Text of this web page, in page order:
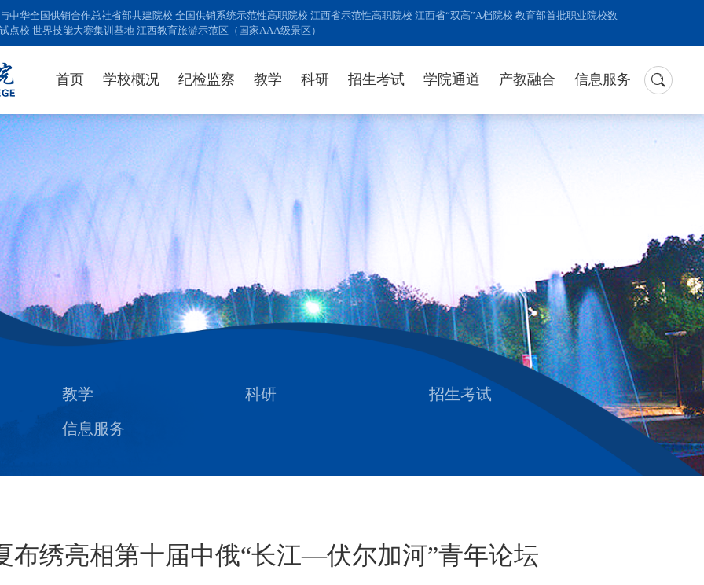
中华全国供销合作总社省部共建院校 全国供销系统示范性高职院校 江西省示范性高职院校 江西省“双高”A档院校 教育部首批职业院校数
点校 世界技能大赛集训基地 江西教育旅游示范区（国家AAA级景区）
首页 学校概况 纪检监察 教学 科研 招生考试 学院通道 产教融合 信息服务
教学 科研
招生考试
信息服务
布绣亮相第十届中俄“长江—伏尔加河”青年论坛